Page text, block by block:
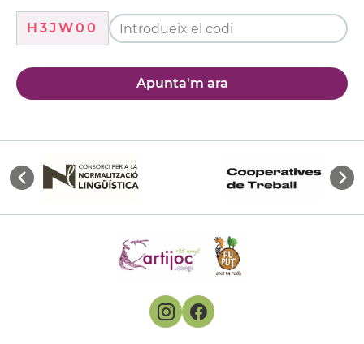
H3JW00
Apunta'm ara